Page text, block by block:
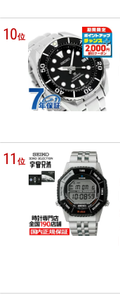
10位
11位